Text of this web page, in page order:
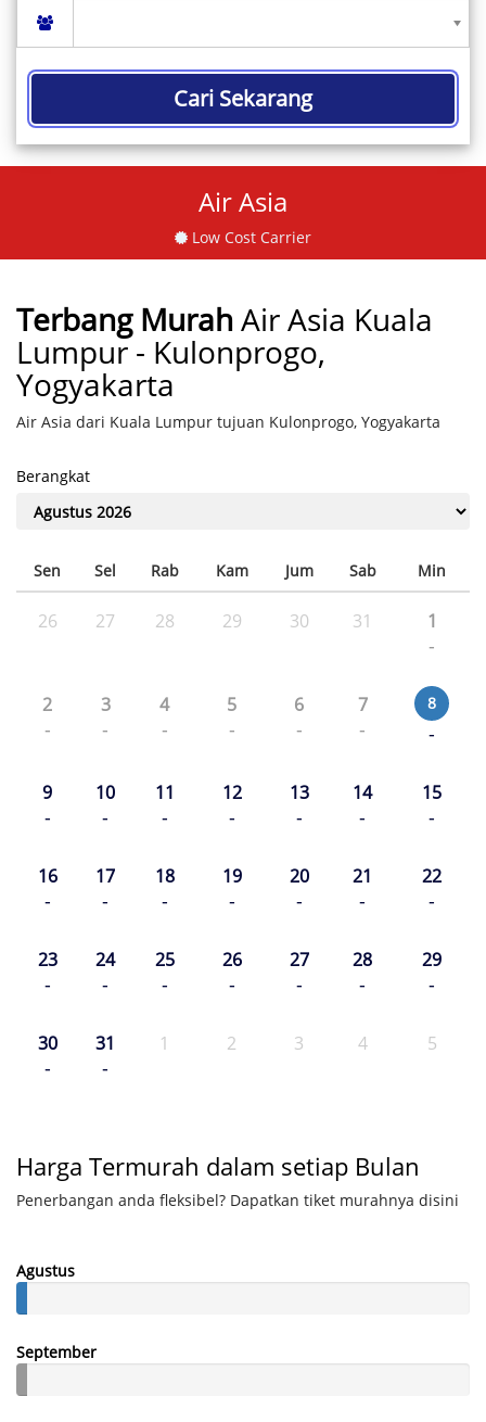
Cari Sekarang
Air Asia
Low Cost Carrier
Terbang MurahAir Asia Kuala
Lumpur - Kulonprogo,
Yogyakarta
Air Asia dari Kuala Lumpur tujuan Kulonprogo, Yogyakarta
Berangkat
Sen Sel Rab Kam Jum Sab Min
26 27 28 29 30 31 1
-
2
-
3
-
4
-
5
-
6
-
7
-
8
-
9
-
10
-
11
-
12
-
13
-
14
-
15
-
16
-
17
-
18
-
19
-
20
-
21
-
22
-
23
-
24
-
25
-
26
-
27
-
28
-
29
-
30
-
31
-
1 2 3 4 5
Harga Termurah dalam setiap Bulan
Penerbangan anda fleksibel? Dapatkan tiket murahnya disini
Agustus
September